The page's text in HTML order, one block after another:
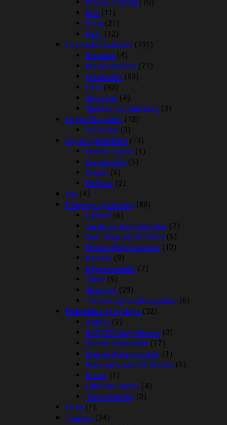
Diverse Legetøj (70)
Kiwi (11)
Kong (21)
Petit (12)
Liner/seler/halsbånd (231)
Bandana (4)
Hundehalsbånd (71)
Hundeseler (53)
Liner (93)
Showliner (4)
Sporliner og Opbinding (3)
Loppe/flåt midler (12)
Vetocanis (3)
Lygter/lyshalsbånd (13)
Diverse Lygter (1)
Lyshalsbånd (5)
Orbiloc (5)
Reflexer (2)
Olie (4)
Pelspleje og trimning (88)
Børster (6)
Carder og Gummibørster (7)
Coat Kings og Shedders (5)
Diverse Plejeprodukter (10)
Kamme (9)
Klippemaskiner (7)
Sakse (9)
Shampoo (29)
Trimme og Udredningsknive (6)
Plejemidler og hygiejne (32)
bagben (2)
BUSTER Body Sleeves (2)
Diverse Plejemidler (17)
Diverse Plejeprodukter (1)
Høm høm poser & tilbehør (5)
Kraver (1)
Løbetids Bukser (4)
Tisse Underlag (2)
Pools (1)
Træning (24)